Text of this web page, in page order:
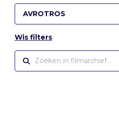
AVROTROS
Wis filters